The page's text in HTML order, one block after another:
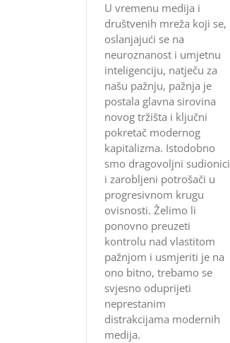
U vremenu medija i
društvenih mreža koji se,
oslanjajući se na
neuroznanost i umjetnu
inteligenciju, natječu za
našu pažnju, pažnja je
postala glavna sirovina
novog tržišta i ključni
pokretač modernog
kapitalizma. Istodobno
smo dragovoljni sudionici
i zarobljeni potrošači u
progresivnom krugu
ovisnosti. Želimo li
ponovno preuzeti
kontrolu nad vlastitom
pažnjom i usmjeriti je na
ono bitno, trebamo se
svjesno oduprijeti
neprestanim
distrakcijama modernih
medija.